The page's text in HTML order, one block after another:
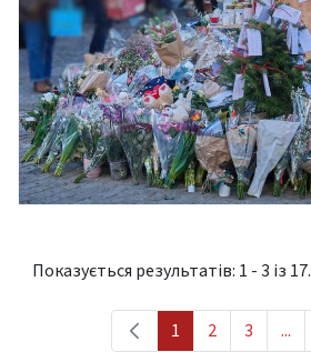
Показується результатів: 1 - 3 із 17.
1 2 3 ...